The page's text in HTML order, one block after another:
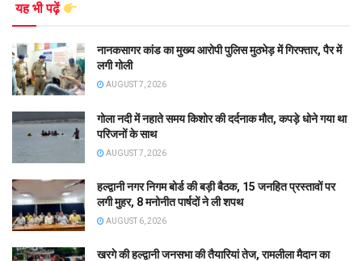
यह भी पढ़ें
नानकसागर कांड का मुख्य आरोपी पुलिस मुठभेड़ में गिरफ्तार, पैर में
लगी गोली
AUGUST 7, 2026
गोला नदी में नहाते समय किशोर की दर्दनाक मौत, कपड़े धोने गया था
परिजनों के साथ
AUGUST 7, 2026
हल्द्वानी नगर निगम बोर्ड की बड़ी बैठक, 15 जनहित प्रस्तावों पर
लगी मुहर, 8 मनोनीत पार्षदों ने ली शपथ
AUGUST 6, 2026
खरगे की हल्द्वानी जनसभा की तैयारियां तेज, रामलीला मैदान का